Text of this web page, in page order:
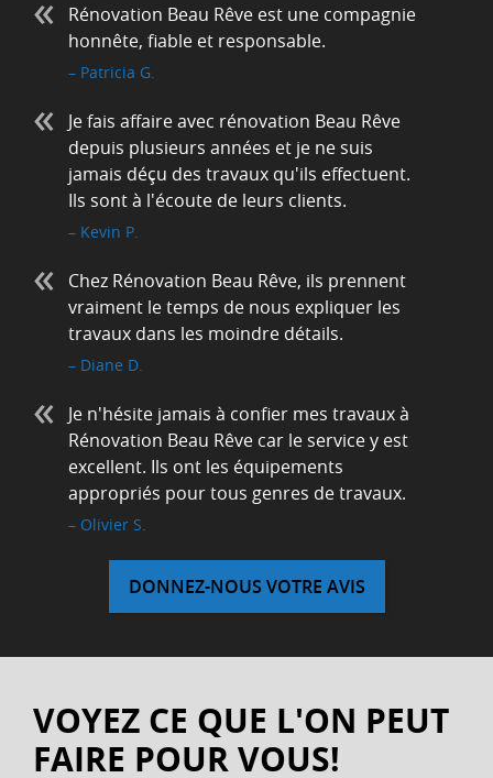
Rénovation Beau Rêve est une compagnie
honnête, fiable et responsable.
Patricia G.
Je fais affaire avec rénovation Beau Rêve
depuis plusieurs années et je ne suis
jamais déçu des travaux qu'ils effectuent.
Ils sont à l'écoute de leurs clients.
Kevin P.
Chez Rénovation Beau Rêve, ils prennent
vraiment le temps de nous expliquer les
travaux dans les moindre détails.
Diane D.
Je n'hésite jamais à confier mes travaux à
Rénovation Beau Rêve car le service y est
excellent. Ils ont les équipements
appropriés pour tous genres de travaux.
Olivier S.
DONNEZ-NOUS VOTRE AVIS
VOYEZ CE QUE L'ON PEUT
FAIRE POUR VOUS!